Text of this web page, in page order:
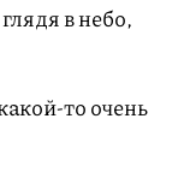
в небо,
то очень